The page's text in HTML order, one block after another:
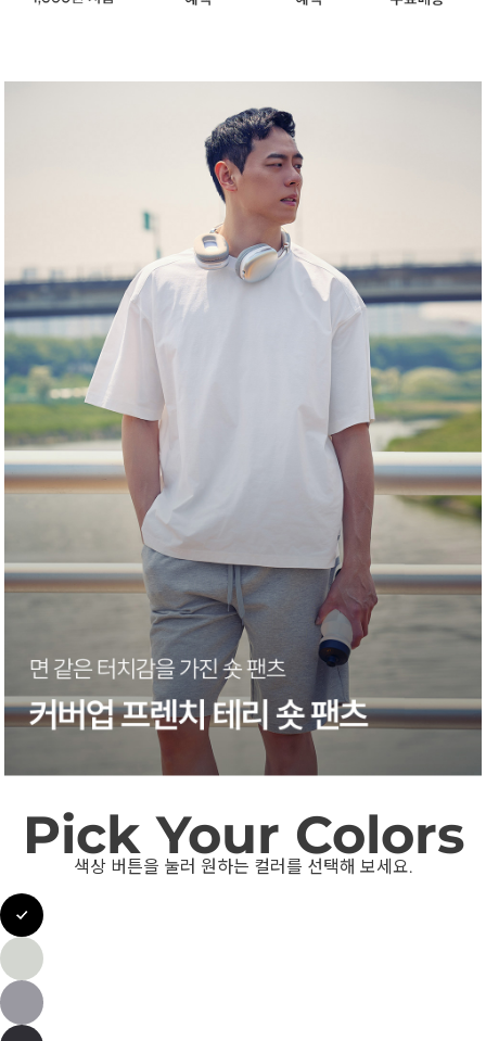
Pick Your Colors
색상 버튼을 눌러 원하는 컬러를 선택해 보세요.